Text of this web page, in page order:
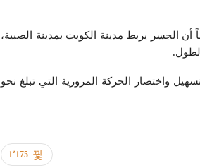
36 كيلومتراً ووصلة الدوحة 12 كيلومتراً، مبيناً أن الجسر يربط مدينة الكويت بمدينة الصبية،
واختصار الحركة المرورية التي تبلغ نحو
1٬175